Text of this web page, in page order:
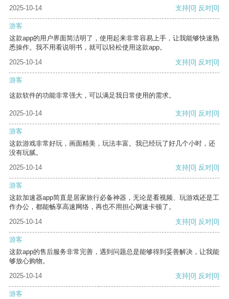
2025-10-14 支持[0] 反对[0]
游客
这款app的用户界面简洁明了，使用起来非常容易上手，让我能够快速熟
悉操作。我不用看说明书，就可以轻松使用这款app。
2025-10-14
支持[0] 反对[0]
游客
这款软件的功能非常强大，可以满足我日常使用的需求。
2025-10-14 支持[0] 反对[0]
游客
这款游戏非常好玩，画面精美，玩法丰富。我已经玩了好几个小时，还
没有玩腻。
2025-10-14
支持[0] 反对[0]
游客
这款加速器app简直是居家旅行必备神器，无论是看视频、玩游戏还是工
作办公，都能畅享高速网络，再也不用担心网速卡顿了。
2025-10-14
支持[0] 反对[0]
游客
这款app的售后服务非常完善，遇到问题总是能够得到妥善解决，让我能
够放心购物。
2025-10-14
支持[0] 反对[0]
游客